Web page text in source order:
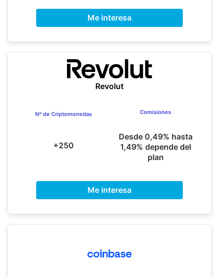
Me interesa
Revolut
Nº de Criptomonedas
+250
Comisiones
Desde 0,49% hasta
1,49% depende del
plan
Me interesa